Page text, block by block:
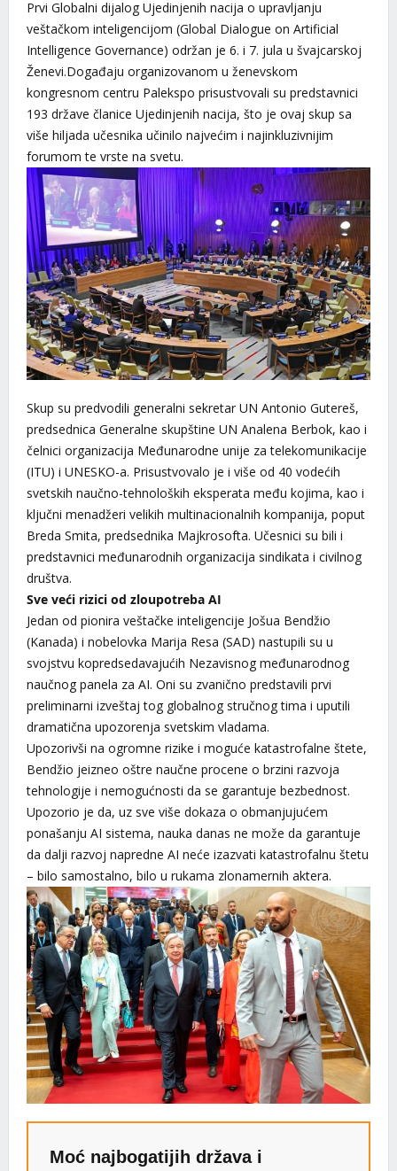
Prvi Globalni dijalog Ujedinjenih nacija o upravljanju
veštačkom inteligencijom (Global Dialogue on Artificial
Intelligence Governance) održan je 6. i 7. jula u švajcarskoj
Ženevi.Događaju organizovanom u ženevskom
kongresnom centru Palekspo prisustvovali su predstavnici
193 države članice Ujedinjenih nacija, što je ovaj skup sa
više hiljada učesnika učinilo najvećim i najinkluzivnijim
forumom te vrste na svetu.
Skup su predvodili generalni sekretar UN Antonio Gutereš,
predsednica Generalne skupštine UN Analena Berbok, kao i
čelnici organizacija Međunarodne unije za telekomunikacije
(ITU) i UNESKO-a. Prisustvovalo je i više od 40 vodećih
svetskih naučno-tehnoloških eksperata među kojima, kao i
ključni menadžeri velikih multinacionalnih kompanija, poput
Breda Smita, predsednika Majkrosofta. Učesnici su bili i
predstavnici međunarodnih organizacija sindikata i civilnog
društva.
Sve veći rizici od zloupotreba AI
Jedan od pionira veštačke inteligencije Jošua Bendžio
(Kanada) i nobelovka Marija Resa (SAD) nastupili su u
svojstvu kopredsedavajućih Nezavisnog međunarodnog
naučnog panela za AI. Oni su zvanično predstavili prvi
preliminarni izveštaj tog globalnog stručnog tima i uputili
dramatična upozorenja svetskim vladama.
Upozorivši na ogromne rizike i moguće katastrofalne štete,
Bendžio jeizneo oštre naučne procene o brzini razvoja
tehnologije i nemogućnosti da se garantuje bezbednost.
Upozorio je da, uz sve više dokaza o obmanjujućem
ponašanju AI sistema, nauka danas ne može da garantuje
da dalji razvoj napredne AI neće izazvati katastrofalnu štetu
– bilo samostalno, bilo u rukama zlonamernih aktera.
Moć najbogatijih država i